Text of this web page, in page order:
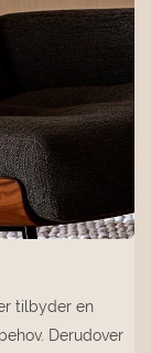
tilbyder en
Derudover